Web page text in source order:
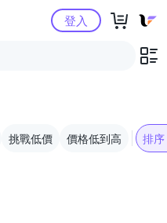
購物中心登入
挑戰低價 價格低到高 排序